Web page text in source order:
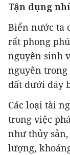
Tận dụng
Biển nước ta
rất phong
nguyên sinh
nguyên
đất dưới đáy
Các loại tài
trong việc
như thủy
lượng,